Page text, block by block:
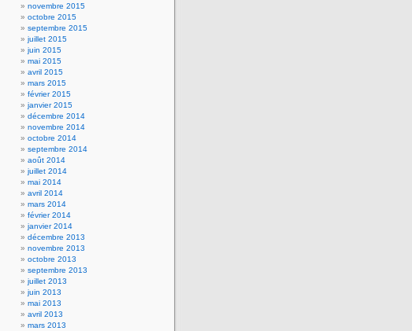
novembre 2015
octobre 2015
septembre 2015
juillet 2015
juin 2015
mai 2015
avril 2015
mars 2015
février 2015
janvier 2015
décembre 2014
novembre 2014
octobre 2014
septembre 2014
août 2014
juillet 2014
mai 2014
avril 2014
mars 2014
février 2014
janvier 2014
décembre 2013
novembre 2013
octobre 2013
septembre 2013
juillet 2013
juin 2013
mai 2013
avril 2013
mars 2013